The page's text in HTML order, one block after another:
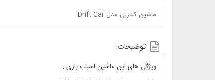
ماشین کنترلی مدل Drift Car
توضیحات
ویژگی های این ماشین اسباب بازی :